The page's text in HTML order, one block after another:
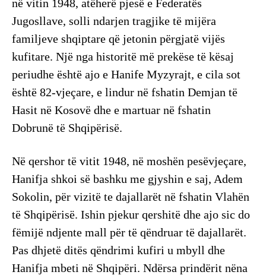
në vitin 1948, atëherë pjesë e Federatës
Jugosllave, solli ndarjen tragjike të mijëra
familjeve shqiptare që jetonin përgjatë vijës
kufitare. Një nga historitë më prekëse të kësaj
periudhe është ajo e Hanife Myzyrajt, e cila sot
është 82-vjeçare, e lindur në fshatin Demjan të
Hasit në Kosovë dhe e martuar në fshatin
Dobrunë të Shqipërisë.
Në qershor të vitit 1948, në moshën pesëvjeçare,
Hanifja shkoi së bashku me gjyshin e saj, Adem
Sokolin, për vizitë te dajallarët në fshatin Vlahën
të Shqipërisë. Ishin pjekur qershitë dhe ajo sic do
fëmijë ndjente mall për të qëndruar të dajallarët.
Pas dhjetë ditës qëndrimi kufiri u mbyll dhe
Hanifja mbeti në Shqipëri. Ndërsa prindërit nëna